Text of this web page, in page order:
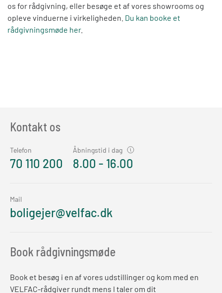
os for rådgivning, eller besøge et af vores showrooms og
opleve vinduerne i virkeligheden. Du kan booke et
rådgivningsmøde her.
Kontakt os
Telefon
70 110 200
Åbningstid i dag
8.00 - 16.00
Mail
boligejer@velfac.dk
Book rådgivningsmøde
Book et besøg i en af vores udstillinger og kom med en
VELFAC-rådgiver rundt mens I taler om dit